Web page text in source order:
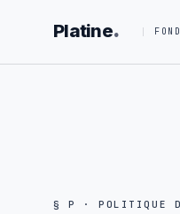
Platine.
§ P · POLITIQUE